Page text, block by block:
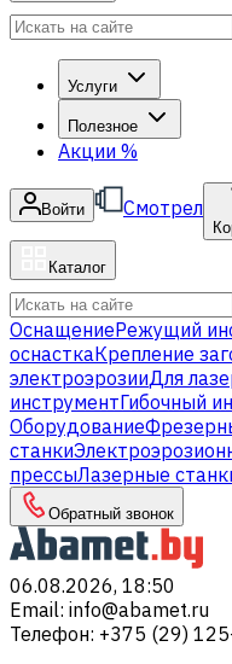
Услуги
Полезное
Акции %
Войти Смотрел
Каталог
ОснащениеРежущий
оснасткаКрепление
электроэрозииДля
инструментГибочный
Оборудование
станки
прессыЛазерные
Обратный звонок
06.08.2026, 18:50
Email: info@abamet.ru
Телефон: +375 (29)